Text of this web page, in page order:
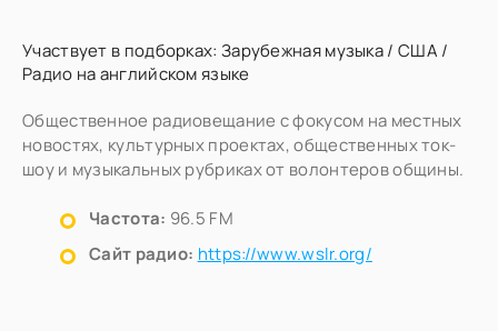
Участвует в подборках: Зарубежная музыка/ США /
Радио на английском языке
Общественное радиовещание с фокусом на местных
новостях, культурных проектах, общественных ток-
шоу и музыкальных рубриках от волонтеров общины.
Частота: 96.5 FM
Сайт радио: https://www.wslr.org/